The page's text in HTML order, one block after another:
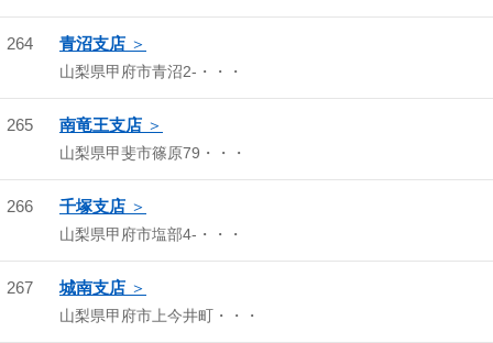
264 青沼支店
山梨県甲府市青沼2-・・・
265 南竜王支店
山梨県甲斐市篠原79・・・
266 千塚支店
山梨県甲府市塩部4-・・・
267 城南支店
山梨県甲府市上今井町・・・